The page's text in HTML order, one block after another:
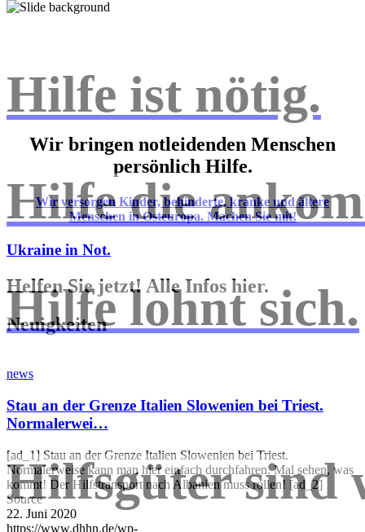
Hilfe ist nötig.
Hilfe die
Hilfe lohnt sich.
Hilfsgüter sind
Wir bringen notleidenden Menschen
persönlich Hilfe.
Wir versorgen Kinder, behinderte, kranke und ältere
Menschen in Osteuropa. Machen Sie mit!
Ukraine in Not.
Helfen Sie jetzt! Alle Infos hier.
Neuigkeiten
news
Stau an der Grenze Italien Slowenien bei Triest.
Normalerwei…
[ad_1] Stau an der Grenze Italien Slowenien bei Triest.
Normalerweise kann man hier einfach durchfahren. Mal sehen, was
kommt! Der Hilfstransport nach Albanien muss rollen! [ad_2]
Source
22. Juni 2020
https://www.dhhn.de/wp-